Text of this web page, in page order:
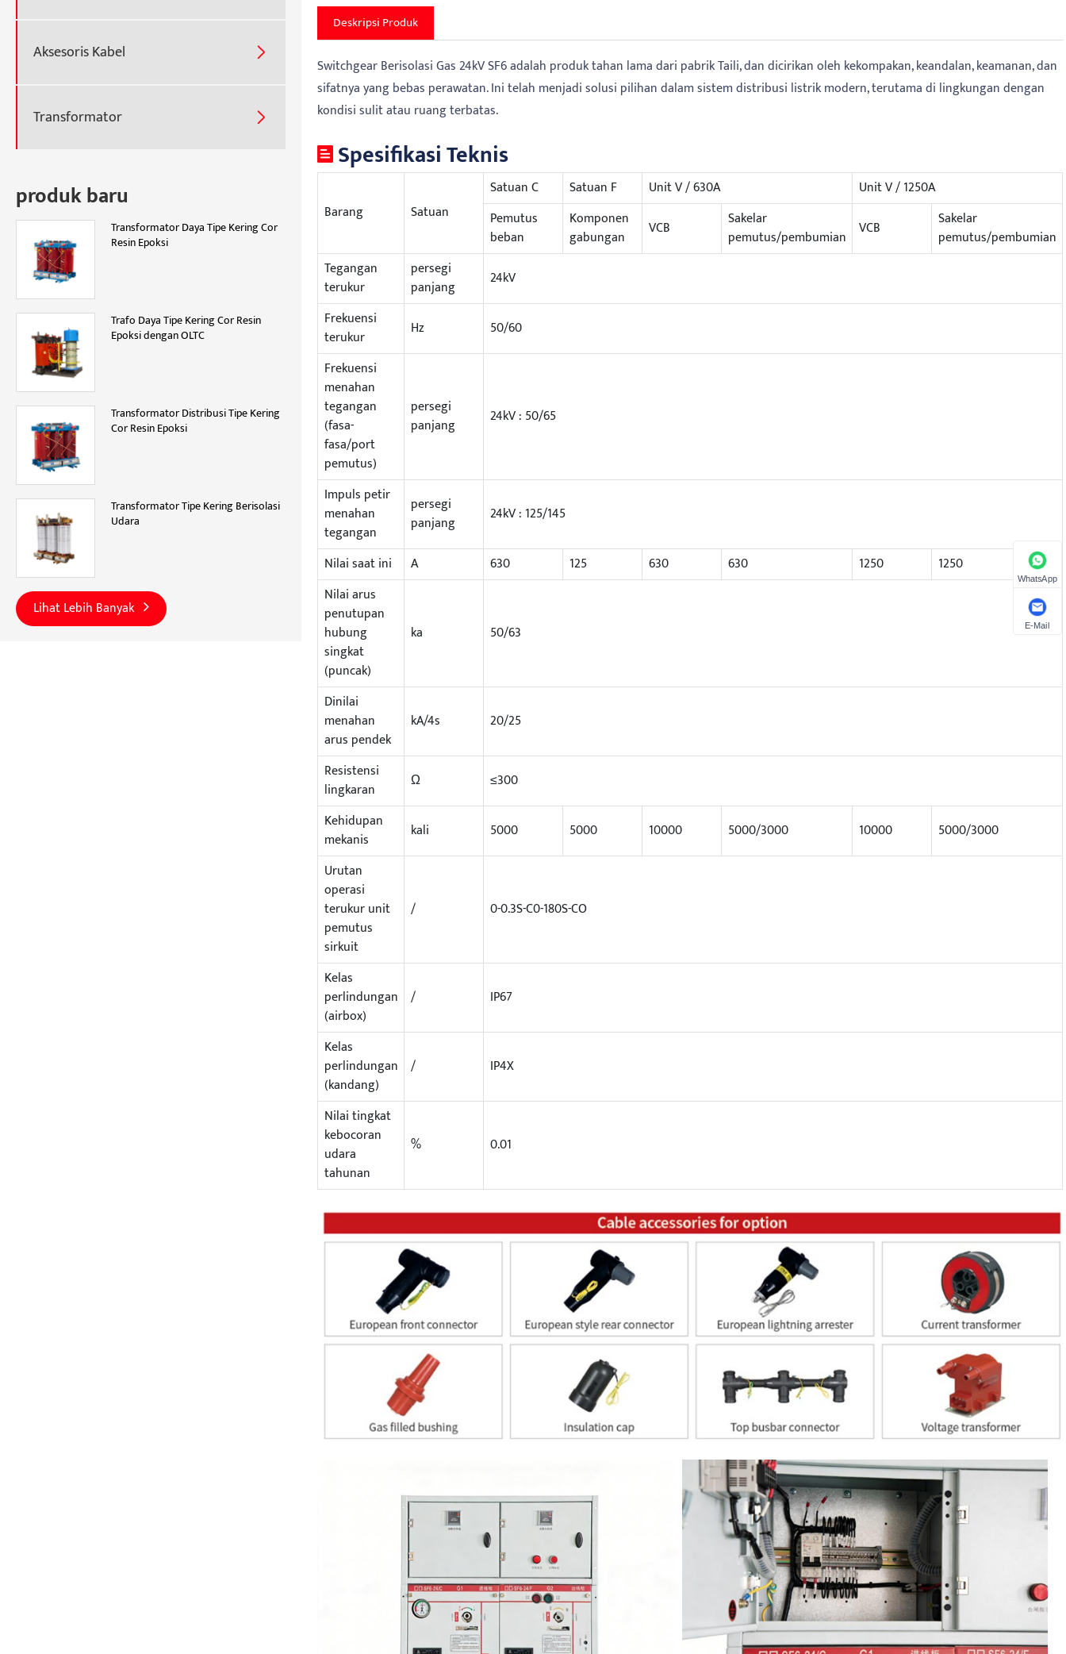
Aksesoris Kabel 
Transformator 
produk baru
Transformator Daya Tipe Kering Cor
Resin Epoksi
Trafo Daya Tipe Kering Cor Resin
Epoksi dengan OLTC
Transformator Distribusi Tipe Kering
Cor Resin Epoksi
Transformator Tipe Kering Berisolasi
Udara
Lihat Lebih Banyak
Deskripsi Produk
Switchgear Berisolasi Gas 24kV SF6 adalah produk tahan lama dari pabrik Taili, dan dicirikan oleh kekompakan, keandalan, keamanan, dan
sifatnya yang bebas perawatan. Ini telah menjadi solusi pilihan dalam sistem distribusi listrik modern, terutama di lingkungan dengan
kondisi sulit atau ruang terbatas.
Spesifikasi Teknis
Barang Satuan
Satuan C Satuan F Unit V / 630A
Unit V / 1250A
Pemutus
beban
Komponen
gabungan
VCB
Sakelar
pemutus/pembumian
VCB
Sakelar
pemutus/pembumian
Tegangan
terukur
persegi
panjang
24kV
Frekuensi
terukur
Hz
50/60
Frekuensi
menahan
tegangan
(fasa-
fasa/port
pemutus)
persegi
panjang
24kV : 50/65
Impuls petir
menahan
tegangan
persegi
panjang
24kV : 125/145
Nilai saat ini A 630 125 630 630 1250
1250
Nilai arus
penutupan
hubung
singkat
(puncak)
ka 50/63
Dinilai
menahan
arus pendek
kA/4s 20/25
Resistensi
lingkaran
Ω
≤300
Kehidupan
mekanis
kali 5000 5000 10000 5000/3000 10000
5000/3000
Urutan
operasi
terukur unit
pemutus
sirkuit
/ 0-0.3S-C0-180S-CO
Kelas
perlindungan
(airbox)
/ IP67
Kelas
perlindungan
(kandang)
/ IP4X
Nilai tingkat
kebocoran
udara
tahunan
% 0.01
WhatsApp
E-Mail